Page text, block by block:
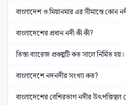
বাংলাদেশ ও মিয়ানমার এর সীমান্তে কোন
বাংলাদেশের প্রধান নদী কী কী?
তিস্তা ব্যারেজ প্রকল্পটি কত সালে নির্মিত হয়।
বাংলাদেশে নদনদীর সংখ্যা কত?
বাংলাদেশের বেশিরভাগ নদীর উৎপত্তিস্থল